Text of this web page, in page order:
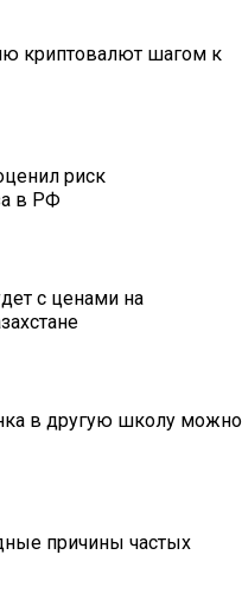
криптовалют шагом к
риск
в РФ
с ценами на
в другую школу можно
причины частых